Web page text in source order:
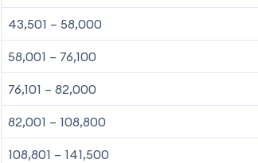
43,501 – 58,000
58,001 – 76,100
76,101 – 82,000
82,001 – 108,800
108,801 – 141,500